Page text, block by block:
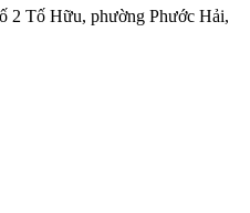
2 Tố Hữu, phường Phước Hải,